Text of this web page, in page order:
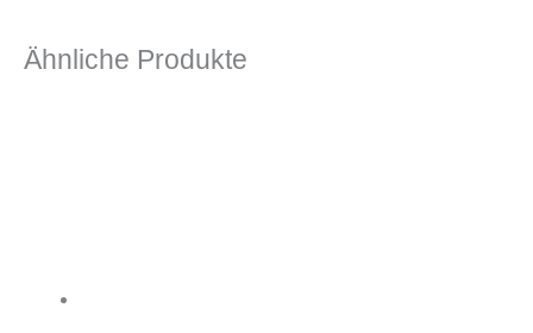
Ähnliche Produkte